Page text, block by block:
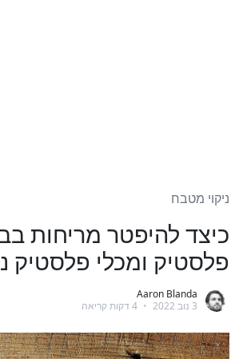
ניקוי מטבח
כיצד להיפטר מריחות
פלסטיק ומכלי פלסטיק
Aaron Blanda
3 נוב 2022
•